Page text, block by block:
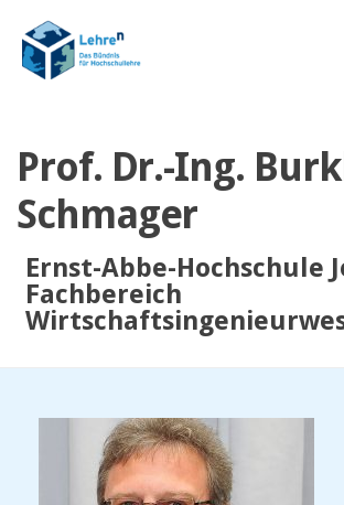
Prof. Dr.-Ing.
Schmager
Ernst-Abbe-Hochschule
Fachbereich